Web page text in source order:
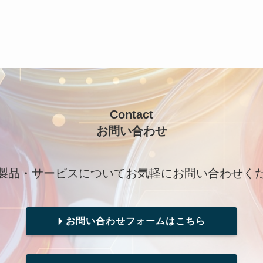
Contact
お問い合わせ
品・サービスについてお気軽にお問い合わせく
お問い合わせフォームはこちら